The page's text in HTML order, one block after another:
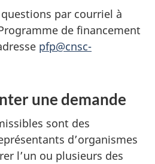
par courriel à
de financement
pfp@cnsc-
une demande
sont des
d’organismes
l’un ou plusieurs des